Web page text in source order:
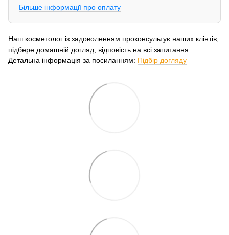
Більше інформації про оплату
Наш косметолог із задоволенням проконсультує наших клінтів,
підбере домашній догляд, відповість на всі запитання.
Детальна інформація за посиланням: Підбір догляду